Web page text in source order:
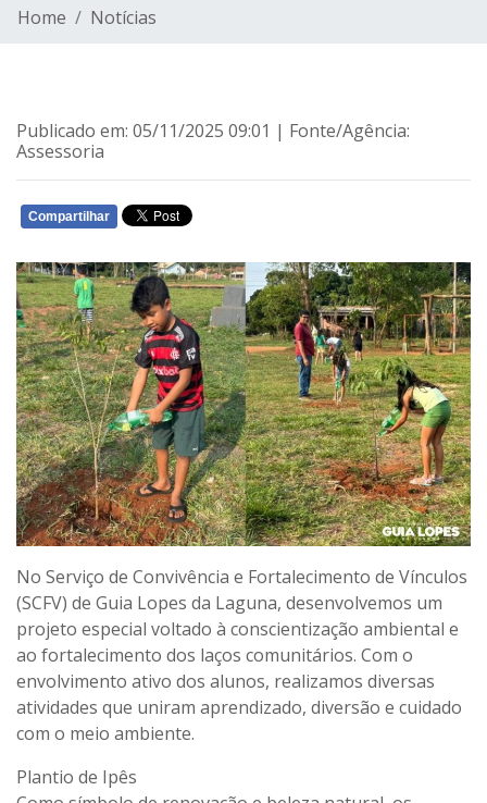
Home Notícias
Publicado em: 05/11/2025 09:01 | Fonte/Agência:
Assessoria
Compartilhar
No Serviço de Convivência e Fortalecimento de Vínculos
(SCFV) de Guia Lopes da Laguna, desenvolvemos um
projeto especial voltado à conscientização ambiental e
ao fortalecimento dos laços comunitários. Com o
envolvimento ativo dos alunos, realizamos diversas
atividades que uniram aprendizado, diversão e cuidado
com o meio ambiente.
Plantio de Ipês